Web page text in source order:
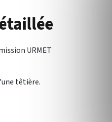
URMET
têtière.